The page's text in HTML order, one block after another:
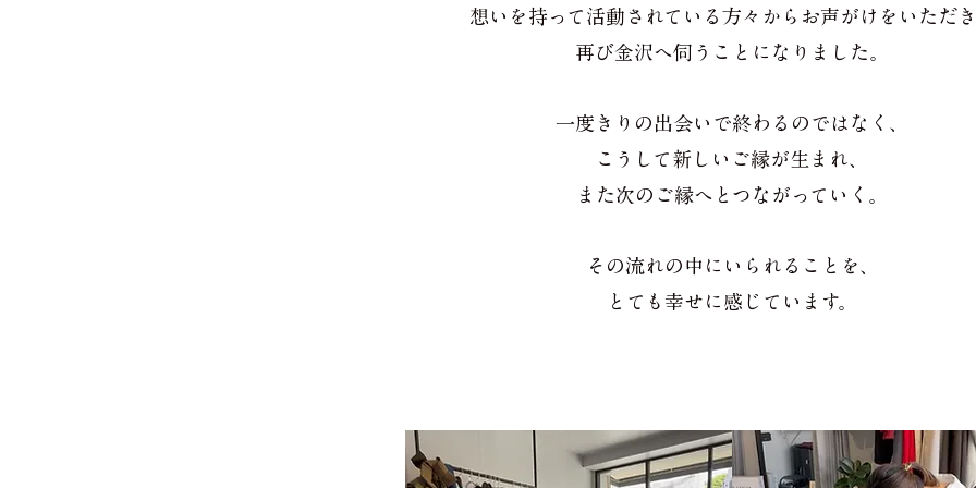
想いを持って活動されている方々からお声がけをいただ
再び金沢へ伺うことになりました。
一度きりの出会いで終わるのではなく、
こうして新しいご縁が生まれ、
また次のご縁へとつながっていく。
その流れの中にいられることを、
とても幸せに感じています。